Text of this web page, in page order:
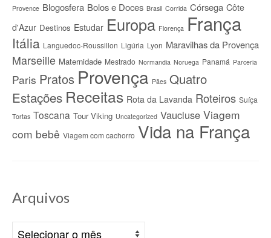
Provence Blogosfera Bolos e Doces Brasil Corrida Córsega Côte
d'Azur Destinos Estudar Europa Florença França
Itália Languedoc-Roussillon Ligúria Lyon Maravilhas da Provença
Marseille Maternidade Mestrado Normandia Noruega Panamá Parceria
Paris Pratos Provença Pães Quatro
Estações Receitas Rota da Lavanda Roteiros Suíça
Tortas Toscana Tour Viking Uncategorized Vaucluse Viagem
com bebê Viagem com cachorro Vida na França
Arquivos
Arquivos